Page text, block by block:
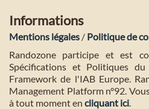
Informations
Mentions légales / Politique de
Randozone participe et est
Spécifications et Politiques
Framework de l'IAB Europe.
Management Platform n°92.
à tout moment en cliquant ici.